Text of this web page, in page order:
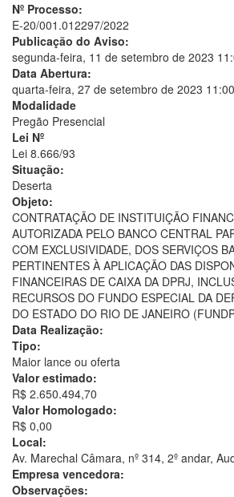
Nº Processo:
E-20/001.012297/2022
Publicação do Aviso:
segunda-feira, 11 de setembro de 2023
Data Abertura:
quarta-feira, 27 de setembro de 2023 11:00
Modalidade
Pregão Presencial
Lei Nº
Lei 8.666/93
Situação:
Deserta
Objeto:
CONTRATAÇÃO DE INSTITUIÇÃO
AUTORIZADA PELO BANCO CENTRAL
COM EXCLUSIVIDADE, DOS SERVIÇOS
PERTINENTES À APLICAÇÃO DAS
FINANCEIRAS DE CAIXA DA DPRJ,
RECURSOS DO FUNDO ESPECIAL DA
DO ESTADO DO RIO DE JANEIRO
Data Realização:
Tipo:
Maior lance ou oferta
Valor estimado:
R$ 2.650.494,70
Valor Homologado:
R$ 0,00
Local:
Av. Marechal Câmara, nº 314, 2º andar,
Empresa vencedora:
Observações: